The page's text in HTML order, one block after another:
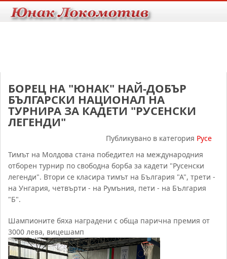
БОРЕЦ НА "ЮНАК" НАЙ-ДОБЪР
БЪЛГАРСКИ НАЦИОНАЛ НА
ТУРНИРА ЗА КАДЕТИ "РУСЕНСКИ
ЛЕГЕНДИ"
Публикувано в категория Русе
Тимът на Молдова стана победител на международния
отборен турнир по свободна борба за кадети "Русенски
легенди". Втори се класира тимът на България "А", трети -
на Унгария, четвърти - на Румъния, пети - на България
"Б".
Шампионите бяха наградени с обща парична премия от
3000 лева, вицешамп